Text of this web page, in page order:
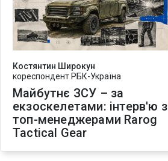
Костянтин Широкун
кореспондент РБК-Україна
Майбутнє ЗСУ – за
екзоскелетами: інтерв'ю з
топ-менеджерами Rarog
Tactical Gear